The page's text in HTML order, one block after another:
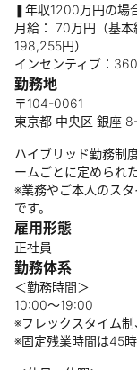
❚年収1200万円の場
月給： 70万円（基
198,255円）
インセンティブ：
勤務地
〒104-0061
東京都 中央区 銀座
ハイブリッド勤務制
ームごとに定められ
※業務やご本人のス
です。
雇用形態
正社員
勤務体系
＜勤務時間＞
10:00～19:00
※フレックスタイム
※固定残業時間は45